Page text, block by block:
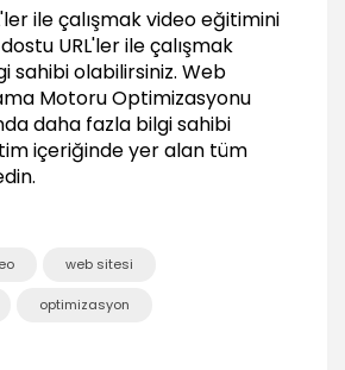
önemi
oluşturmak
arama motorlarına kaydetmek
kullanmak
ile çalışmak video eğitimini
URL'ler ile çalışmak
sahibi olabilirsiniz. Web
Motoru Optimizasyonu
daha fazla bilgi sahibi
içeriğinde yer alan tüm
web sitesi
optimizasyon